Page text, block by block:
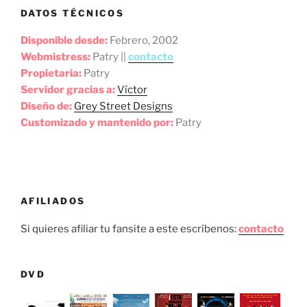
DATOS TÉCNICOS
Disponible desde: Febrero, 2002
Webmistress: Patry || contacto
Propietaria: Patry
Servidor gracias a:Víctor
Diseño de: Grey Street Designs
Customizado y mantenido por: Patry
AFILIADOS
Si quieres afiliar tu fansite a este escríbenos:contacto
DVD